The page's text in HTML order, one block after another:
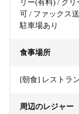
リー(有料) / ク
可 / ファックス
駐車場あり
食事場所
[朝食] レストラ
周辺のレジャー